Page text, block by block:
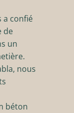
a confié
de
un
nous
béton